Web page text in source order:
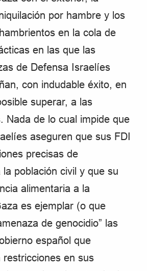
por hambre y los
en la cola de
en las que las
de Defensa Israelíes
con indudable éxito, en
superar, a las
Nada de lo cual impide que
aseguren que sus FDI
precisas de
población civil y que su
alimentaria a la
es ejemplar (o que
de genocidio” las
español que
restricciones en sus